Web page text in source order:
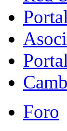
Portal
Foro